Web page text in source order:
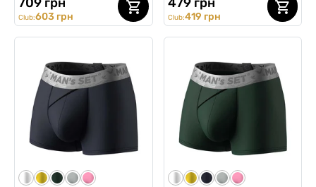
Club:603 грн Club:419 грн